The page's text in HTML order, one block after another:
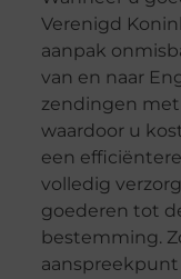
Verenigd
aanpak
van en naar
zendingen
waardoor u
een
volledig
goederen tot
bestemming.